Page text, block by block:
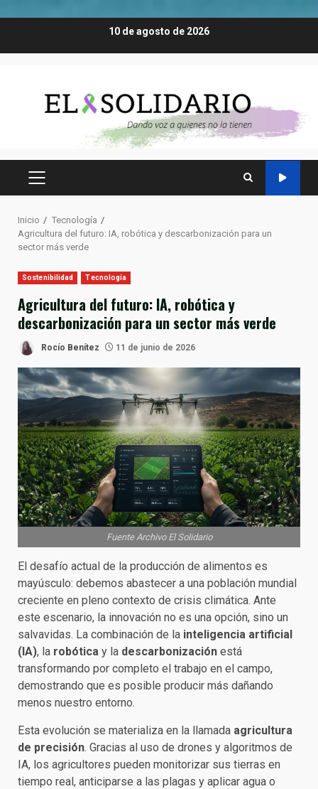
10 de agosto de 2026
MENÚ
Inicio
Tecnología
Agricultura del futuro: IA, robótica y descarbonización para un
sector más verde
Sostenibilidad Tecnología
Agricultura del futuro: IA, robótica y
descarbonización para un sector más verde
Rocío Benítez 11 de junio de 2026
Fuente Archivo El Solidario
El desafío actual de la producción de alimentos es
mayúsculo: debemos abastecer a una población mundial
creciente en pleno contexto de crisis climática. Ante
este escenario, la innovación no es una opción, sino un
salvavidas. La combinación de la inteligencia artificial
(IA), la robótica y la descarbonización está
transformando por completo el trabajo en el campo,
demostrando que es posible producir más dañando
menos nuestro entorno.
Esta evolución se materializa en la llamada agricultura
de precisión. Gracias al uso de drones y algoritmos de
IA, los agricultores pueden monitorizar sus tierras en
tiempo real, anticiparse a las plagas y aplicar agua o